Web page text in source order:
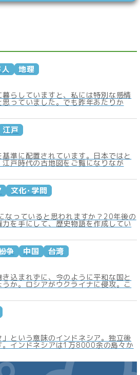
地理
らしていますと、私には特別な感情
っていました。でも昨年あたりか
江戸
準に配置されています。日本ではと
戸時代の古地図をご覧になりなが
文化･学問
なっていると思われますか？20年後の
を手にして、歴史物語を作成してい
争 中国
台湾
込まれずに、今のように平和な国と
か。ロシアがウクライナに侵攻。こ
という意味のインドネシア。独立後
。インドネシアは1万8000余の島々か